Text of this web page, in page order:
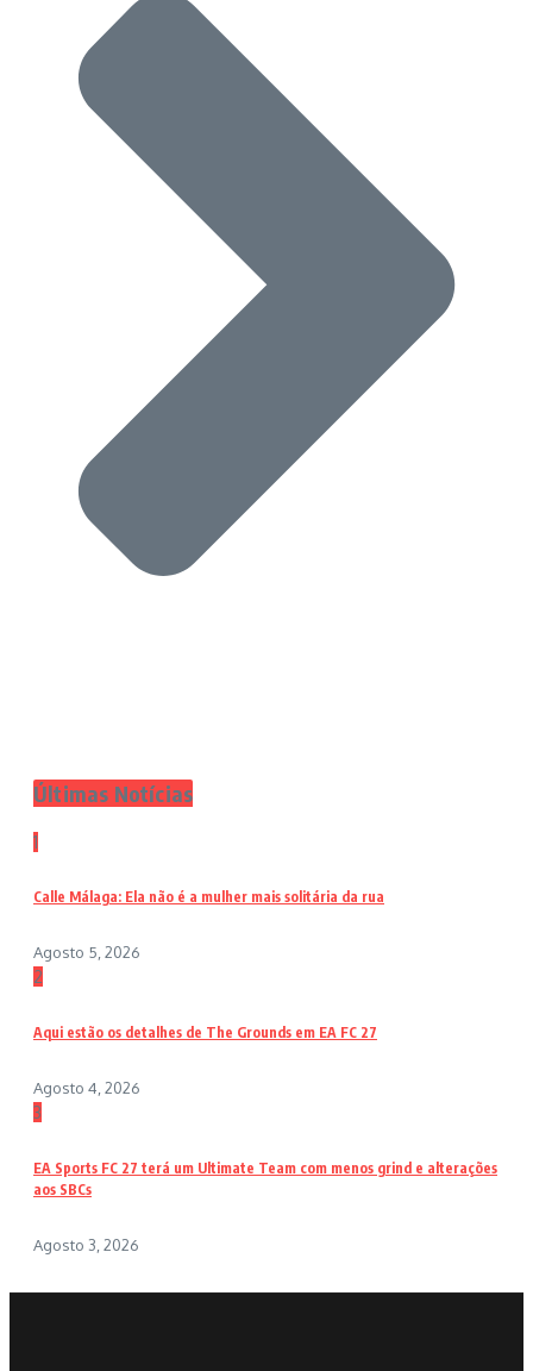
Últimas Notícias
1
Calle Málaga: Ela não é a mulher mais solitária da rua
Agosto 5, 2026
2
Aqui estão os detalhes de The Grounds em EA FC 27
Agosto 4, 2026
3
EA Sports FC 27 terá um Ultimate Team com menos grind e alterações
aos SBCs
Agosto 3, 2026